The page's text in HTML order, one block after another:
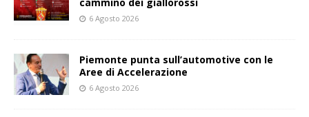
6 Agosto 2026
Piemonte punta sull’automotive con le
Aree di Accelerazione
6 Agosto 2026